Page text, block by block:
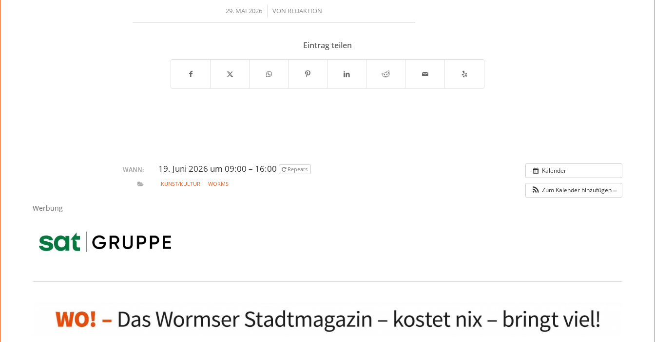
29. MAI 2026
/ VON REDAKTION
Eintrag teilen
Kalender
Zum Kalender hinzufügen
WANN: 19. Juni 2026 um 09:00 – 16:00
Repeats
KUNST/KULTUR
WORMS
Werbung